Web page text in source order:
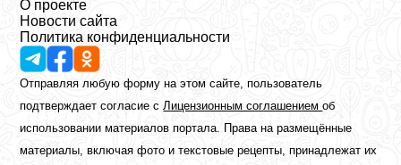
О проекте
Новости сайта
Политика конфиденциальности
Отправляя любую форму на этом сайте, пользователь
подтверждает согласие сЛицензионным соглашениемоб
использовании материалов портала. Права на размещённые
материалы, включая фото и текстовые рецепты, принадлежат их